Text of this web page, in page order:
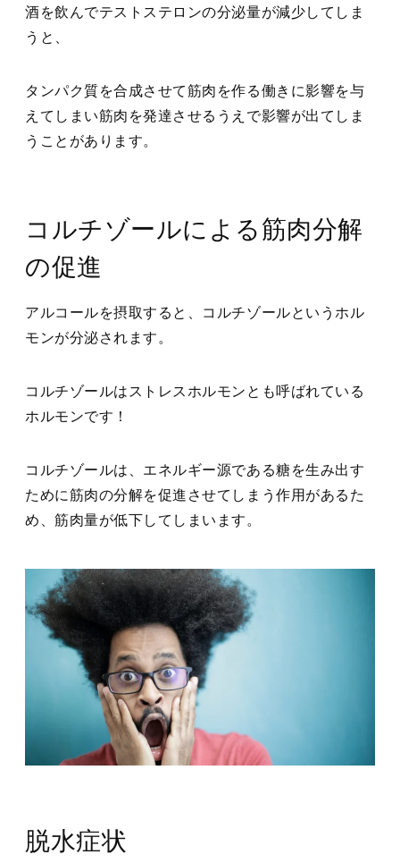
酒を飲んでテストステロンの分泌量が減少してしま
うと、
タンパク質を合成させて筋肉を作る働きに影響を与
えてしまい筋肉を発達させるうえで影響が出てしま
うことがあります。
コルチゾールによる筋肉分解
の促進
アルコールを摂取すると、コルチゾールというホル
モンが分泌されます。
コルチゾールはストレスホルモンとも呼ばれている
ホルモンです！
コルチゾールは、エネルギー源である糖を生み出す
ために筋肉の分解を促進させてしまう作用があるた
め、筋肉量が低下してしまいます。
脱水症状